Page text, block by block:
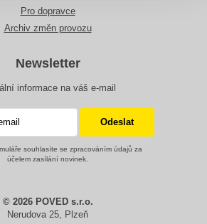
Pro dopravce
Archiv změn provozu
Newsletter
informace na váš e-mail
souhlasíte se zpracováním údajů za
účelem zasílání novinek.
© 2026 POVED s.r.o.
Nerudova 25, Plzeň